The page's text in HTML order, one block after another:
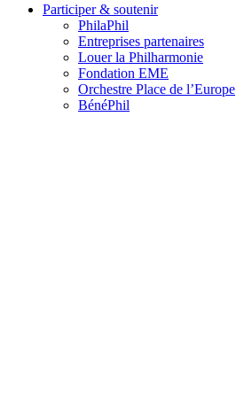
Participer & soutenir
PhilaPhil
Entreprises partenaires
Louer la Philharmonie
Fondation EME
Orchestre Place de l’Europe
BénéPhil